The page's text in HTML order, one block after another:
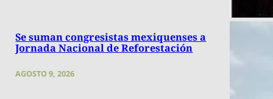
Se suman congresistas mexiquenses a
Jornada Nacional de Reforestación
AGOSTO 9, 2026